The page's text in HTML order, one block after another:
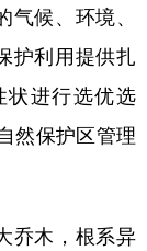
候、环境、
护利用提供扎
状进行选优选
然保护区管理
木，根系异